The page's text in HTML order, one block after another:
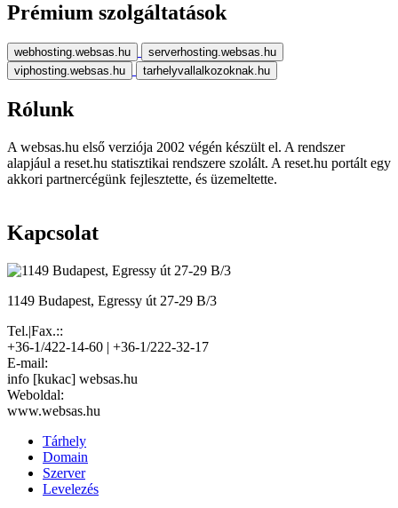
Prémium szolgáltatások
webhosting.websas.hu
serverhosting.websas.hu
viphosting.websas.hu
tarhelyvallalkozoknak.hu
Rólunk
A websas.hu első verziója 2002 végén készült el. A rendszer
alapjául a reset.hu statisztikai rendszere szolált. A reset.hu portált egy
akkori partnercégünk fejlesztette, és üzemeltette.
Kapcsolat
1149 Budapest, Egressy út 27-29 B/3
Tel.|Fax.::
+36-1/422-14-60 | +36-1/222-32-17
E-mail:
info [kukac] websas.hu
Weboldal:
www.websas.hu
Tárhely
Domain
Szerver
Levelezés